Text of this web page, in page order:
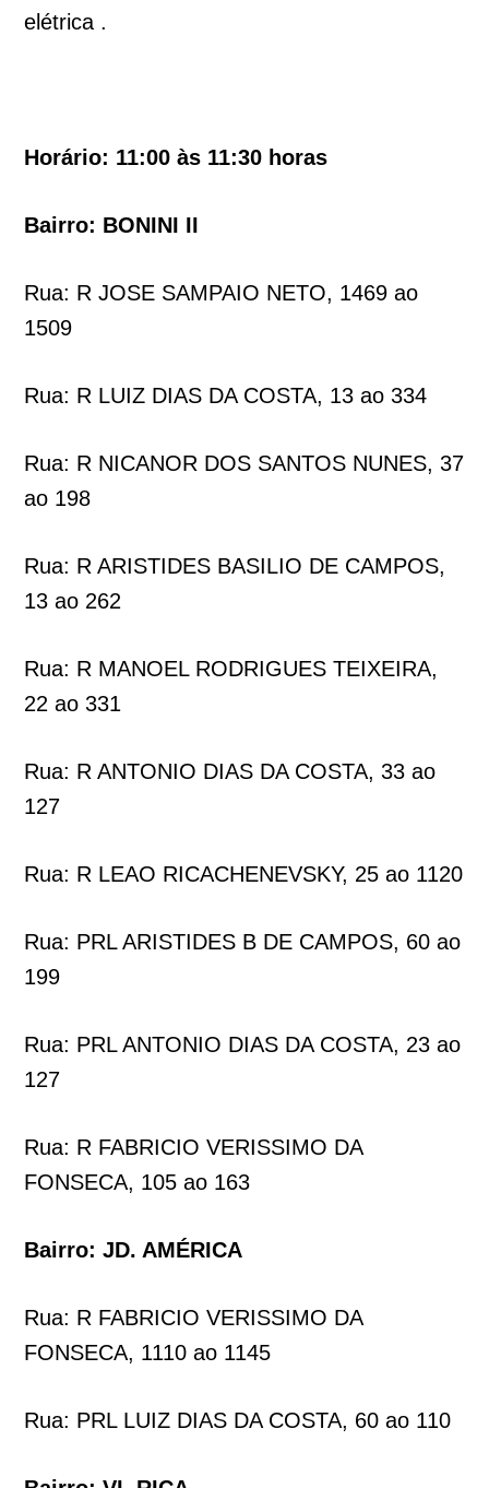
elétrica .
Horário: 11:00 às 11:30 horas
Bairro: BONINI II
Rua: R JOSE SAMPAIO NETO, 1469 ao
1509
Rua: R LUIZ DIAS DA COSTA, 13 ao 334
Rua: R NICANOR DOS SANTOS NUNES, 37
ao 198
Rua: R ARISTIDES BASILIO DE CAMPOS,
13 ao 262
Rua: R MANOEL RODRIGUES TEIXEIRA,
22 ao 331
Rua: R ANTONIO DIAS DA COSTA, 33 ao
127
Rua: R LEAO RICACHENEVSKY, 25 ao 1120
Rua: PRL ARISTIDES B DE CAMPOS, 60 ao
199
Rua: PRL ANTONIO DIAS DA COSTA, 23 ao
127
Rua: R FABRICIO VERISSIMO DA
FONSECA, 105 ao 163
Bairro: JD. AMÉRICA
Rua: R FABRICIO VERISSIMO DA
FONSECA, 1110 ao 1145
Rua: PRL LUIZ DIAS DA COSTA, 60 ao 110